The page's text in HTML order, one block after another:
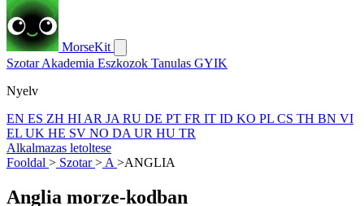
MorseKit
SzotarAkademia Eszkozok Tanulas GYIK
Nyelv
EN ES ZH HI AR JA RU DE PT FR IT ID KO PL CS TH BN VI
EL UK HE SV NO DA UR HU TR
Alkalmazas letoltese
Fooldal > Szotar> A >ANGLIA
Anglia morze-kodban